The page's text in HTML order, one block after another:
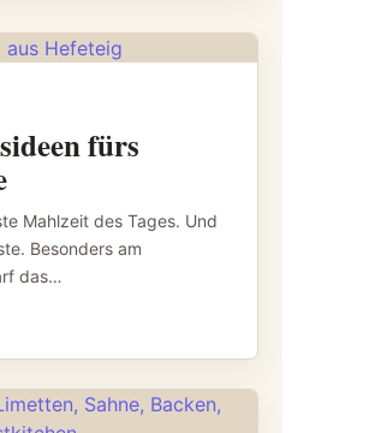
fürs
Mahlzeit des Tages. Und
Besonders am
das…